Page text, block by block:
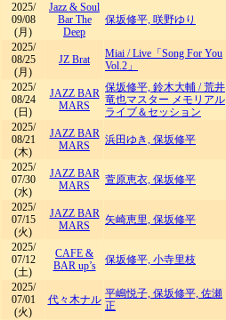
2025/
09/08
(月)
Jazz & Soul
Bar The
Deep
保坂修平, 咲野ゆり
2025/
08/25
(月)
JZ Brat Miai /Live「Song For You
Vol.2」
2025/
08/24
(日)
JAZZ BAR
MARS
保坂修平, 鈴木大輔 /荒井
竜也マスター メモリアル
ライブ＆セッション
2025/
08/21
(木)
JAZZ BAR
MARS
浜田ゆき, 保坂修平
2025/
07/30
(水)
JAZZ BAR
MARS
萱原恵衣, 保坂修平
2025/
07/15
(火)
JAZZ BAR
MARS
矢崎恵里, 保坂修平
2025/
07/12
(土)
CAFE &
BAR up’s
保坂修平, 小寺里枝
2025/
07/01
(火)
代々木ナル 平嶋悦子, 保坂修平, 佐瀬
正